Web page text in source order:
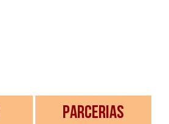
PARCERIAS